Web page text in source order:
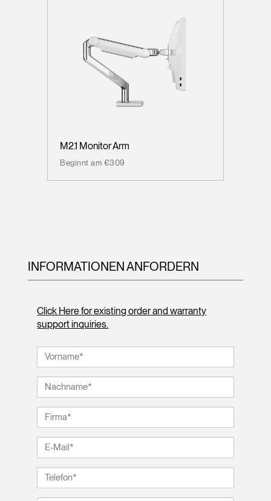
M2.1 Monitor Arm
Beginnt am €309
INFORMATIONEN ANFORDERN
Click Here for existing order and warranty
support inquiries.